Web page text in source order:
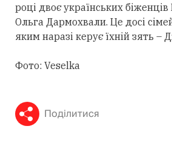
році двоє українських
Ольга Дармохвали. Це досі
яким наразі керує їхній зять –
Фото: Veselka
Поділитися